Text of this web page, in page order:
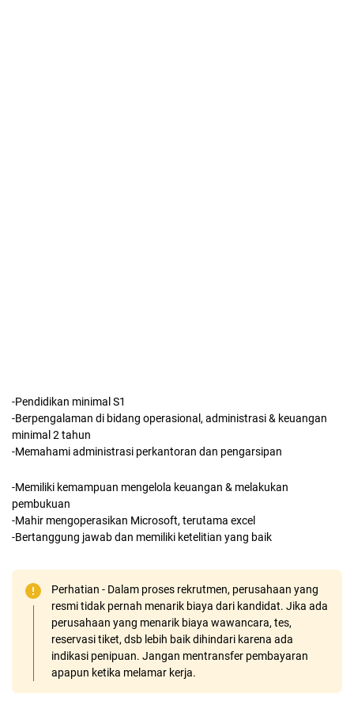
-Pendidikan minimal S1
-Berpengalaman di bidang operasional, administrasi & keuangan
minimal 2 tahun
-Memahami administrasi perkantoran dan pengarsipan
-Memiliki kemampuan mengelola keuangan & melakukan
pembukuan
-Mahir mengoperasikan Microsoft, terutama excel
-Bertanggung jawab dan memiliki ketelitian yang baik
Perhatian - Dalam proses rekrutmen, perusahaan yang
resmi tidak pernah menarik biaya dari kandidat. Jika ada
perusahaan yang menarik biaya wawancara, tes,
reservasi tiket, dsb lebih baik dihindari karena ada
indikasi penipuan. Jangan mentransfer pembayaran
apapun ketika melamar kerja.